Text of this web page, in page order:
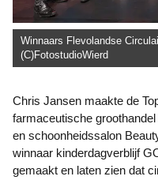
Winnaars Flevolandse
(C)FotostudioWierd
Chris Jansen maakte de Top 3 bekend, bestaande uit
farmaceutische
en schoonheidssalon
winnaar kinderdagverblijf
gemaakt en laten zien dat